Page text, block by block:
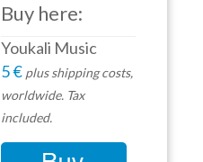
Buy here:
Youkali Music
5 € plus shipping costs,
worldwide. Tax
included.